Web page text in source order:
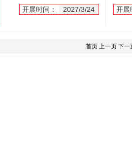
开展时间： 2027/3/24 开展
首页 上一页 下一